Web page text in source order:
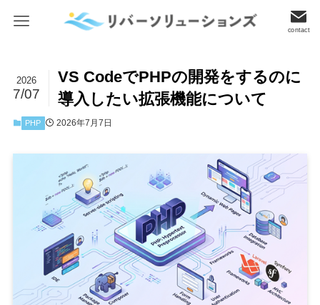
contact
VS CodeでPHPの開発をするのに
導入したい拡張機能について
2026
7/07
PHP 2026年7月7日